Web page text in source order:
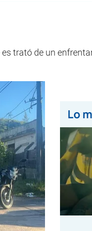
trató de un
Lo